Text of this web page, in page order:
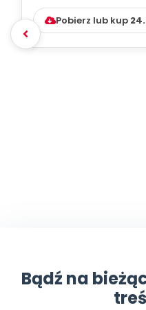
DYDAKTYC...
Pobierz lub kup
Bądź na